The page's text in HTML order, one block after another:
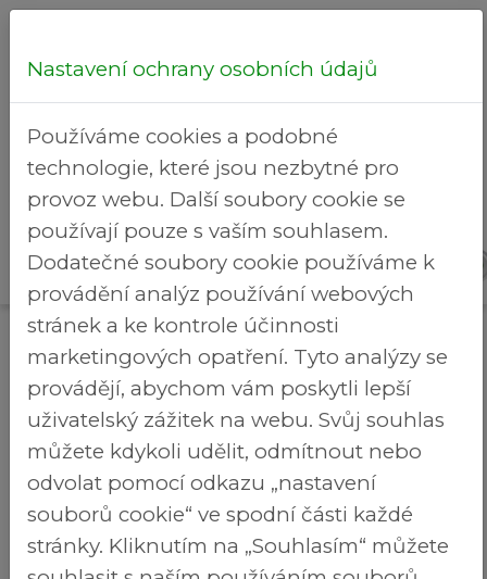
Hledej...
Brezineves.cz >
události
Rekreační
areál
Detail události
SBĚR NEBEZPEČNÉHO ODPADU A JEDLÝCH
OLEJŮ
18.07.2026 - 11:30 - 11:50
U Parku
V rámci mobilního sběru jsou odebírány
pouze níže uvedené odpady:
• rozpouštědla
Nastavení ochrany osobních údajů
Používáme cookies a podobné
technologie, které jsou nezbytné pro
provoz webu. Další soubory cookie se
používají pouze s vaším souhlasem.
Dodatečné soubory cookie používáme k
provádění analýz používání webových
stránek a ke kontrole účinnosti
marketingových opatření. Tyto analýzy se
provádějí, abychom vám poskytli lepší
uživatelský zážitek na webu. Svůj souhlas
můžete kdykoli udělit, odmítnout nebo
odvolat pomocí odkazu „nastavení
souborů cookie“ ve spodní části každé
stránky. Kliknutím na „Souhlasím“ můžete